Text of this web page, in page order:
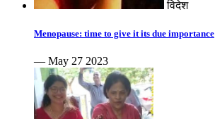
विदेश
Menopause: time to give it its due importance
— May 27 2023